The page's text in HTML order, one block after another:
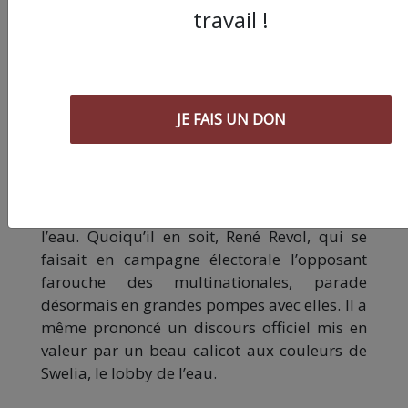
Gillmann, président de Swelia, ce même
monsieur qui trouve que « le principe de
santé publique ». D’après la métropole,« 130
participants, entrepreneurs, collectivités
publiques, syndicats mixtes du territoire »
l’eau. Quoiqu’il en soit, René Revol, qui se
faisait en campagne électorale l’opposant
farouche des multinationales, parade
désormais en grandes pompes avec elles. Il a
même prononcé un discours officiel mis en
valeur par un beau calicot aux couleurs de
Swelia, le lobby de l’eau.
travail !
JE FAIS UN DON